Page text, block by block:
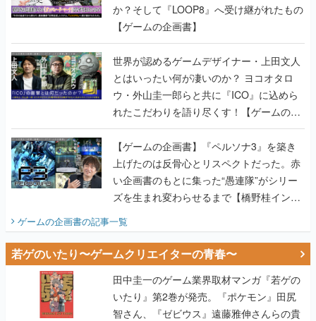
か？そして『LOOP8』へ受け継がれたもの
【ゲームの企画書】
世界が認めるゲームデザイナー・上田文人
とはいったい何が凄いのか？ ヨコオタロ
ウ・外山圭一郎らと共に『ICO』に込めら
れたこだわりを語り尽くす！【ゲームの企
画書】
【ゲームの企画書】『ペルソナ3』を築き
上げたのは反骨心とリスペクトだった。赤
い企画書のもとに集った“愚連隊”がシリー
ズを生まれ変わらせるまで【橋野桂インタ
ゲームの企画書の記事一覧
若ゲのいたり〜ゲームクリエイターの青春〜
田中圭一のゲーム業界取材マンガ『若ゲの
いたり』第2巻が発売。『ポケモン』田尻
智さん、『ゼビウス』遠藤雅伸さんらの貴